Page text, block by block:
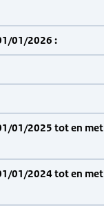
01/2026 :
01/2025 tot en met
01/2024 tot en met